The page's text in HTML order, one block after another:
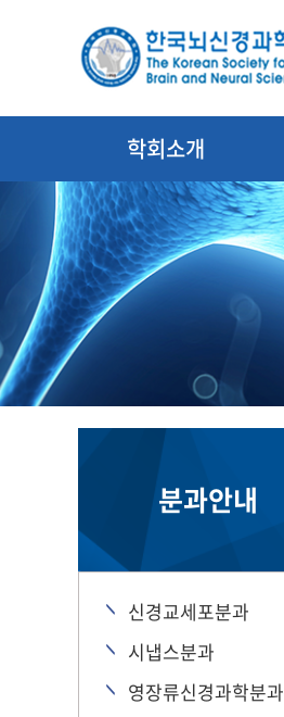
학회소개
분과안내
신경교세포분과
시냅스분과
영장류신경과학분과